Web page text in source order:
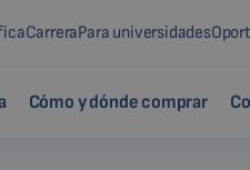
CarreraPara universidades
Cómo y dónde comprar